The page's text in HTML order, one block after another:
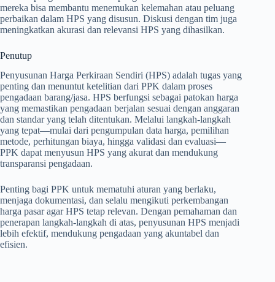
mereka bisa membantu menemukan kelemahan atau peluang
perbaikan dalam HPS yang disusun. Diskusi dengan tim juga
meningkatkan akurasi dan relevansi HPS yang dihasilkan.
Penutup
Penyusunan Harga Perkiraan Sendiri (HPS) adalah tugas yang
penting dan menuntut ketelitian dari PPK dalam proses
pengadaan barang/jasa. HPS berfungsi sebagai patokan harga
yang memastikan pengadaan berjalan sesuai dengan anggaran
dan standar yang telah ditentukan. Melalui langkah-langkah
yang tepat—mulai dari pengumpulan data harga, pemilihan
metode, perhitungan biaya, hingga validasi dan evaluasi—
PPK dapat menyusun HPS yang akurat dan mendukung
transparansi pengadaan.
Penting bagi PPK untuk mematuhi aturan yang berlaku,
menjaga dokumentasi, dan selalu mengikuti perkembangan
harga pasar agar HPS tetap relevan. Dengan pemahaman dan
penerapan langkah-langkah di atas, penyusunan HPS menjadi
lebih efektif, mendukung pengadaan yang akuntabel dan
efisien.